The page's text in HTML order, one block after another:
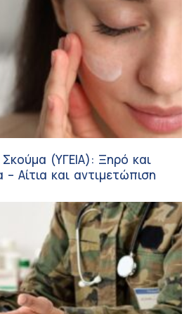
(ΥΓΕΙΑ): Ξηρό και
Αίτια και αντιμετώπιση